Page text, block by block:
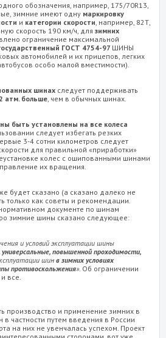
обозначения, например, 175/70R13,
зимние имеют одну маркировку
и категории скорости, например, 82Т,
скорость 190 км/ч, для зимних
ограничение максимальной
ГОСТ 4754-97 ШИНЫ
автомобилей и их прицепов, легких
особо малой вместимости).
шинах следует поддерживать
атм. больше, чем в обычных шинах.
быть установлены на все колеса
следует избегать резких
3-4 сотни километров следует
для правильной «приработки»
колес с ошипованными шинами
их вращения.
будет сказано (а сказано далеко не
только как советы и рекомендации.
документе по шинам
зимние шины сказано следующее:
и условий эксплуатации шины
повышенной проходимости,
шин в зимних условиях
противоскольжения». Об ограничении
все.
производство и применение зимних в
частности путем введения в России
на них не увенчалась успехом. Проект